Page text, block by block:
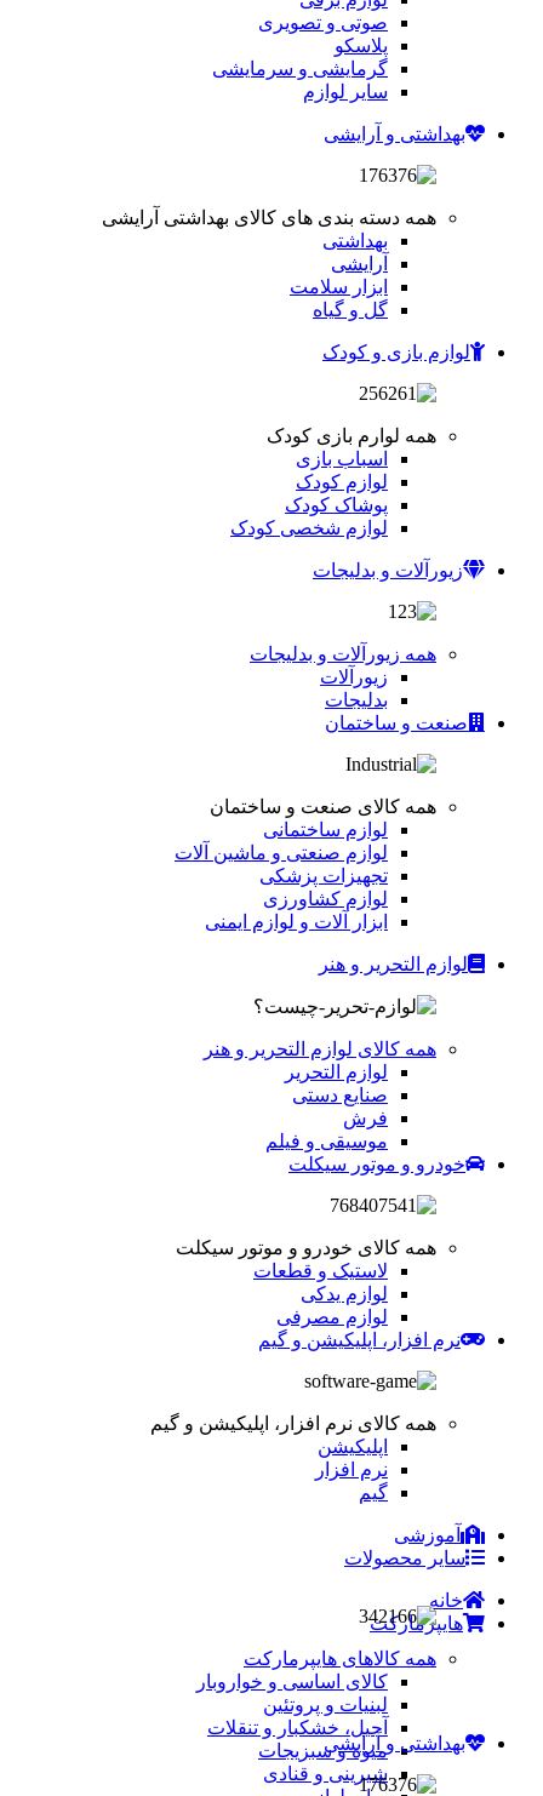
صوتی و تصویری
پلاسکو
گرمایشی و سرمایشی
سایر لوازم
بهداشتی و آرایشی
همه دسته بندی های کالای بهداشتی آرایشی
بهداشتی
آرایشی
ابزار سلامت
گل و گیاه
لوازم بازی و کودک
همه لوارم بازی کودک
اسباب بازی
لوازم کودک
پوشاک کودک
لوازم شخصی کودک
زیورآلات و بدلیجات
همه زیورآلات و بدلیجات
زیورآلات
بدلیجات
صنعت و ساختمان
همه کالای صنعت و ساختمان
لوازم ساختمانی
لوازم صنعتی و ماشین آلات
تجهیزات پزشکی
لوازم کشاورزی
ابزار آلات و لوازم ایمنی
لوازم التحریر و هنر
همه کالای لوازم التحریر و هنر
لوازم التحریر
صنایع دستی
فرش
موسیقی و فیلم
خودرو و موتور سیکلت
همه کالای خودرو و موتور سیکلت
لاستیک و قطعات
لوازم یدکی
لوازم مصرفی
نرم افزار، اپلیکیشن و گیم
همه کالای نرم افزار، اپلیکیشن و گیم
اپلیکیشن
نرم افزار
گیم
آموزشی
سایر محصولات
خانه
هایپرمارکت
همه کالاهای هایپرمارکت
کالای اساسی و خواروبار
لبنیات و پروتئین
آجیل، خشکبار و تنقلات
میوه و سبزیجات
شیرینی و قنادی
بهداشتی و آرایشی